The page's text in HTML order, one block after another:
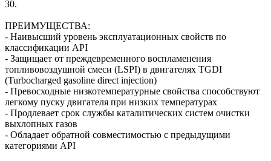
30.
ПРЕИМУЩЕСТВА:
- Наивысший уровень эксплуатационных свойств по
классификации API
- Защищает от преждевременного воспламенения
топливовоздушной смеси (LSPI) в двигателях TGDI
(Turbocharged gasoline direct injection)
- Превосходные низкотемпературные свойства способствуют
легкому пуску двигателя при низких температурах
- Продлевает срок службы каталитических систем очистки
выхлопных газов
- Обладает обратной совместимостью с предыдущими
категориями API